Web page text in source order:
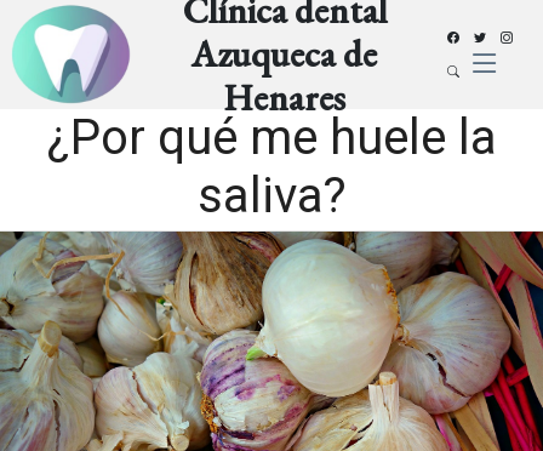
Clínica dental
Azuqueca de
Henares
¿Por qué me huele la
saliva?